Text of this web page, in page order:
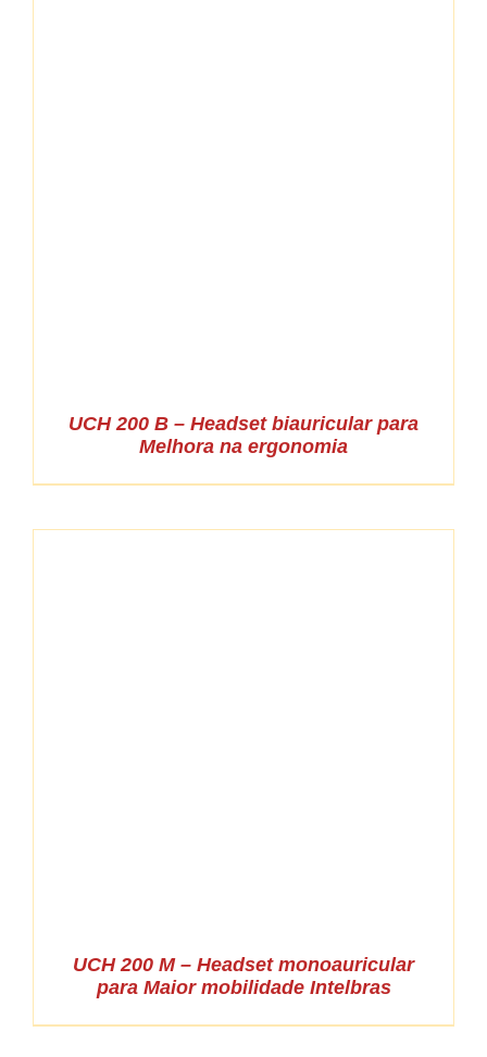
UCH 200 B – Headset biauricular para
Melhora na ergonomia
UCH 200 M – Headset monoauricular
para Maior mobilidade Intelbras